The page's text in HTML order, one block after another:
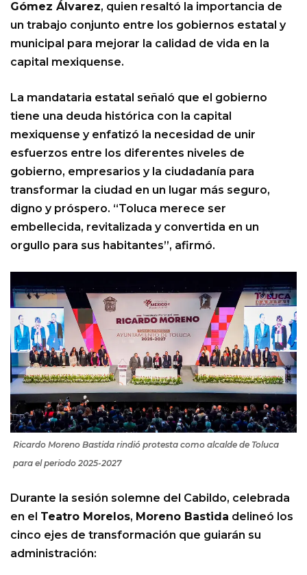
Gómez Álvarez, quien resaltó la importancia de
un trabajo conjunto entre los gobiernos estatal y
municipal para mejorar la calidad de vida en la
capital mexiquense.
La mandataria estatal señaló que el gobierno
tiene una deuda histórica con la capital
mexiquense y enfatizó la necesidad de unir
esfuerzos entre los diferentes niveles de
gobierno, empresarios y la ciudadanía para
transformar la ciudad en un lugar más seguro,
digno y próspero. “Toluca merece ser
embellecida, revitalizada y convertida en un
orgullo para sus habitantes”, afirmó.
Ricardo Moreno Bastida rindió protesta como alcalde de Toluca
para el periodo 2025-2027
Durante la sesión solemne del Cabildo, celebrada
en el Teatro Morelos, Moreno Bastida delineó los
cinco ejes de transformación que guiarán su
administración: